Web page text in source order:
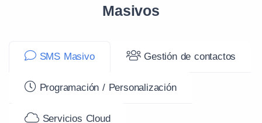
Masivos
SMS Masivo Gestión de contactos
Programación / Personalización
Servicios Cloud